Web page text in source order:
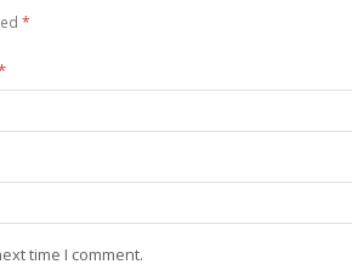
*
time I comment.